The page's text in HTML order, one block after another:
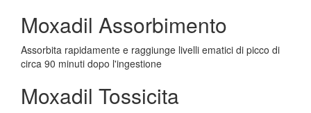
Moxadil Assorbimento
Assorbita rapidamente e raggiunge livelli ematici di picco di
circa 90 minuti dopo l'ingestione
Moxadil Tossicita